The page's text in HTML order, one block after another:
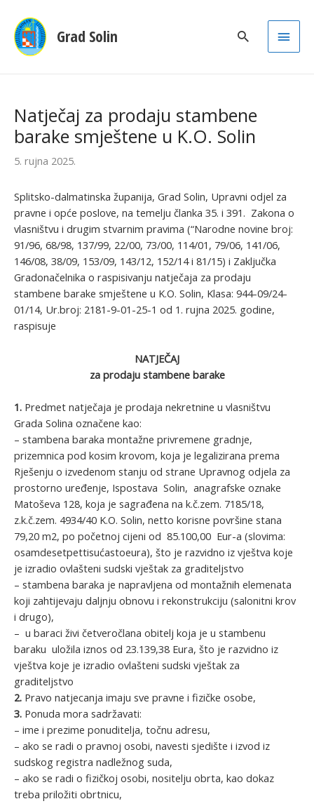
Grad Solin
Main
Natječaj za prodaju stambene
barake smještene u K.O. Solin
5. rujna 2025.
Splitsko-dalmatinska županija, Grad Solin, Upravni odjel za
pravne i opće poslove, na temelju članka 35. i 391. Zakona o
vlasništvu i drugim stvarnim pravima (“Narodne novine broj:
91/96, 68/98, 137/99, 22/00, 73/00, 114/01, 79/06, 141/06,
146/08, 38/09, 153/09, 143/12, 152/14 i 81/15) i Zaključka
Gradonačelnika o raspisivanju natječaja za prodaju
stambene barake smještene u K.O. Solin, Klasa: 944-09/24-
01/14, Ur.broj: 2181-9-01-25-1 od 1. rujna 2025. godine,
raspisuje
NATJEČAJ
za prodaju stambene barake
1. Predmet natječaja je prodaja nekretnine u vlasništvu
Grada Solina označene kao:
– stambena baraka montažne privremene gradnje,
prizemnica pod kosim krovom, koja je legalizirana prema
Rješenju o izvedenom stanju od strane Upravnog odjela za
prostorno uređenje, Ispostava Solin, anagrafske oznake
Matoševa 128, koja je sagrađena na k.č.zem. 7185/18,
z.k.č.zem. 4934/40 K.O. Solin, netto korisne površine stana
79,20 m2, po početnoj cijeni od 85.100,00 Eur-a (slovima:
osamdesetpettisućastoeura), što je razvidno iz vještva koje
je izradio ovlašteni sudski vještak za graditeljstvo
– stambena baraka je napravljena od montažnih elemenata
koji zahtijevaju daljnju obnovu i rekonstrukciju (salonitni krov
i drugo),
– u baraci živi četveročlana obitelj koja je u stambenu
baraku uložila iznos od 23.139,38 Eura, što je razvidno iz
vještva koje je izradio ovlašteni sudski vještak za
graditeljstvo
2. Pravo natjecanja imaju sve pravne i fizičke osobe,
3. Ponuda mora sadržavati:
– ime i prezime ponuditelja, točnu adresu,
– ako se radi o pravnoj osobi, navesti sjedište i izvod iz
sudskog registra nadležnog suda,
– ako se radi o fizičkoj osobi, nositelju obrta, kao dokaz
treba priložiti obrtnicu,